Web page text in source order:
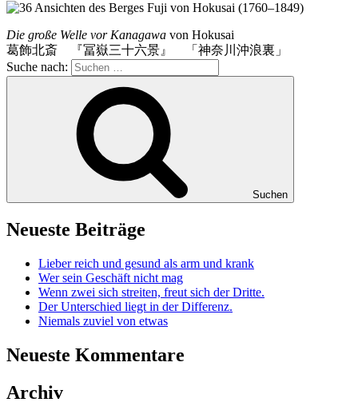
Die große Welle vor Kanagawa von Hokusai
葛飾北斎 『冨嶽三十六景』 「神奈川沖浪裏」
Suche nach:
Suchen
Neueste Beiträge
Lieber reich und gesund als arm und krank
Wer sein Geschäft nicht mag
Wenn zwei sich streiten, freut sich der Dritte.
Der Unterschied liegt in der Differenz.
Niemals zuviel von etwas
Neueste Kommentare
Archiv